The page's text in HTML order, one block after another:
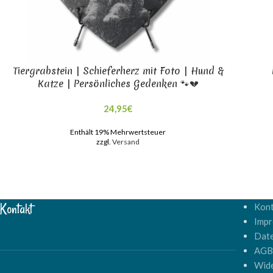
Tiergrabstein | Schieferherz mit Foto | Hund &
Katze | Persönliches Gedenken 🐾💔
24,95€
Enthält 19% Mehrwertsteuer
zzgl.Versand
Kontakt
AGB